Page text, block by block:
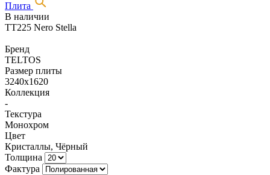
Плита
В наличии
TT225 Nero Stella
Бренд
TELTOS
Размер плиты
3240х1620
Коллекция
-
Текстура
Монохром
Цвет
Кристаллы, Чёрный
Толщина
Фактура